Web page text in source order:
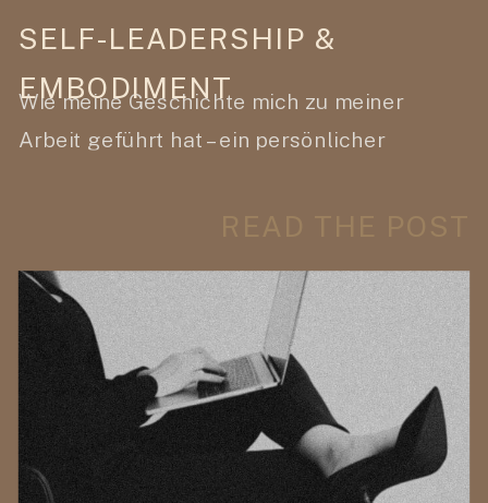
Wie meine Geschichte mich zu meiner
Arbeit geführt hat – ein persönlicher
SELF-LEADERSHIP &
EMBODIMENT